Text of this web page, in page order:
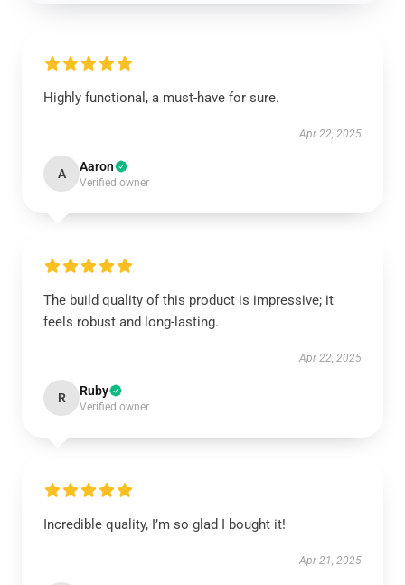
Highly functional, a must-have for sure.
Apr 22, 2025
A Aaron
Verified owner
The build quality of this product is impressive; it
feels robust and long-lasting.
Apr 22, 2025
R Ruby
Verified owner
Incredible quality, I’m so glad I bought it!
Apr 21, 2025